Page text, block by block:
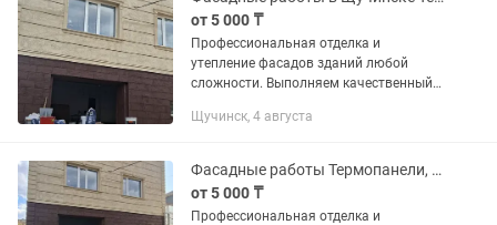
от 5 000 ₸
Профессиональная отделка и
утепление фасадов зданий любой
сложности. Выполняем качественный
систем для частных домов, магазинов,
Монтаж...
Щучинск, 4 августа
Фасадные работы Термопанели, Травертин, Сайдинг, Утепление в Петропавловске
от 5 000 ₸
Профессиональная отделка и